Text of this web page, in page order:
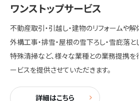
ワンストップサービス
不動産取引・引越し・建物のリフォームや
外構工事・排雪・屋根の雪下ろし・雪庇落と
特殊清掃など、様々な業種との業務提携を
ービスを提供させていただきます。
詳細はこちら